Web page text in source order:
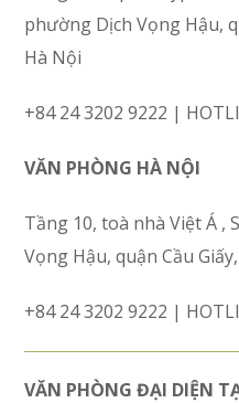
phường Dịch Vọng Hậu,
Hà Nội
+84 24 3202 9222 |
VĂN PHÒNG HÀ NỘI
Tầng 10, toà nhà Việt Á ,
Vọng Hậu, quận Cầu
+84 24 3202 9222 |
VĂN PHÒNG ĐẠI DIỆN